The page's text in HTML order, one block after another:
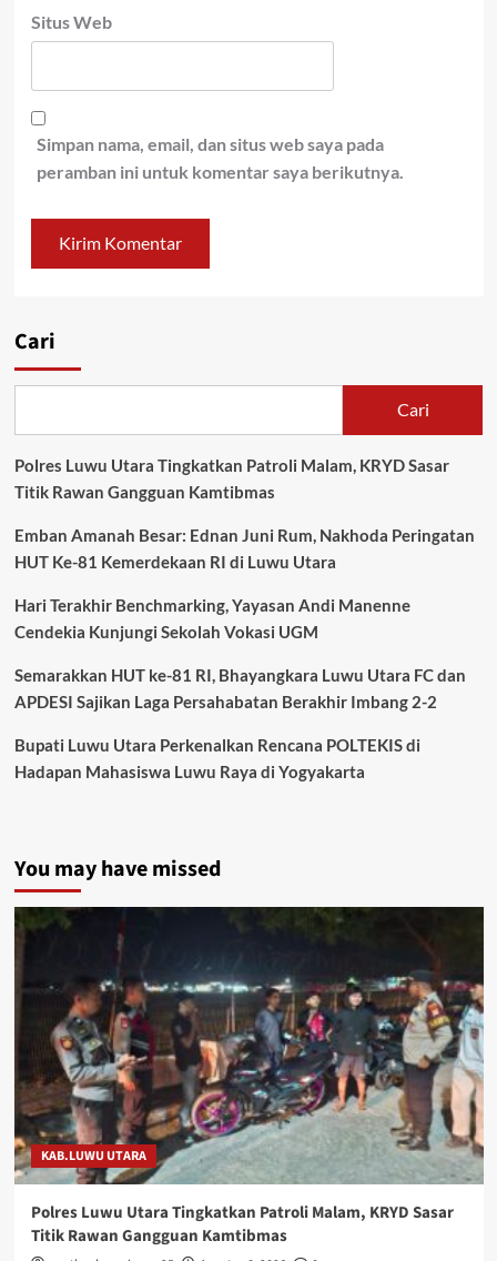
Situs Web
Simpan nama, email, dan situs web saya pada
peramban ini untuk komentar saya berikutnya.
Cari
Cari
Polres Luwu Utara Tingkatkan Patroli Malam, KRYD Sasar
Titik Rawan Gangguan Kamtibmas
Emban Amanah Besar: Ednan Juni Rum, Nakhoda Peringatan
HUT Ke-81 Kemerdekaan RI di Luwu Utara
Hari Terakhir Benchmarking, Yayasan Andi Manenne
Cendekia Kunjungi Sekolah Vokasi UGM
Semarakkan HUT ke-81 RI, Bhayangkara Luwu Utara FC dan
APDESI Sajikan Laga Persahabatan Berakhir Imbang 2-2
Bupati Luwu Utara Perkenalkan Rencana POLTEKIS di
Hadapan Mahasiswa Luwu Raya di Yogyakarta
You may have missed
KAB.LUWU UTARA
Polres Luwu Utara Tingkatkan Patroli Malam, KRYD Sasar
Titik Rawan Gangguan Kamtibmas